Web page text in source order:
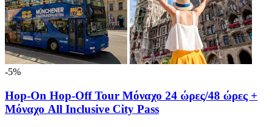
-5%
Hop-On Hop-Off Tour Μόναχο 24 ώρες/48 ώρες +
Μόναχο All Inclusive City Pass